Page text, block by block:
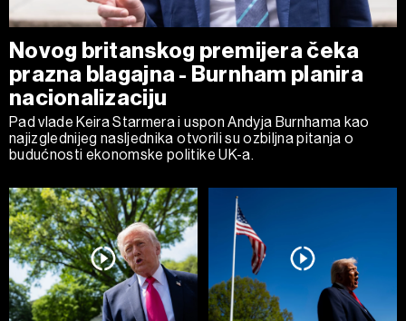
Novog britanskog premijera čeka
prazna blagajna - Burnham planira
nacionalizaciju
Pad vlade Keira Starmera i uspon Andyja Burnhama kao
najizglednijeg nasljednika otvorili su ozbiljna pitanja o
budućnosti ekonomske politike UK-a.